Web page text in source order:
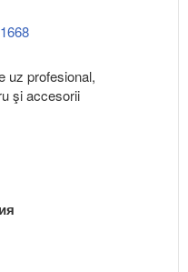
uz profesional,
şi accesorii